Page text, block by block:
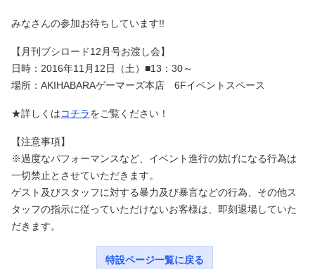
みなさんの参加お待ちしています!!
【月刊ブシロード12月号お渡し会】
日時：2016年11月12日（土）■13：30～
場所：AKIHABARAゲーマーズ本店 6Fイベントスペース
★詳しくはコチラをご覧ください！
【注意事項】
※過度なパフォーマンスなど、イベント進行の妨げになる行為は
一切禁止とさせていただきます。
ゲスト及びスタッフに対する暴力及び暴言などの行為、その他ス
タッフの指示に従っていただけないお客様は、即刻退場していた
だきます。
特設ページ一覧に戻る